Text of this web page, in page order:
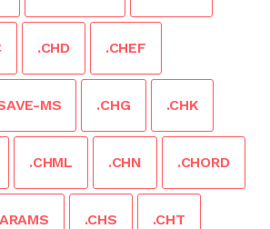
.CHD .CHEF
MS .CHG .CHK
.CHML .CHN .CHORD
.CHS .CHT